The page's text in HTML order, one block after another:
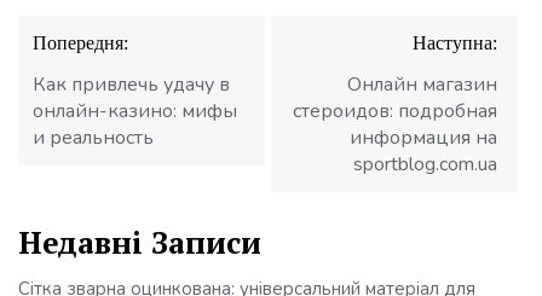
Навігація
записів
Попередня:
Как привлечь удачу в
онлайн-казино: мифы
и реальность
Наступна:
Онлайн магазин
стероидов: подробная
информация на
sportblog.com.ua
Недавні Записи
Сітка зварна оцинкована: універсальний матеріал для